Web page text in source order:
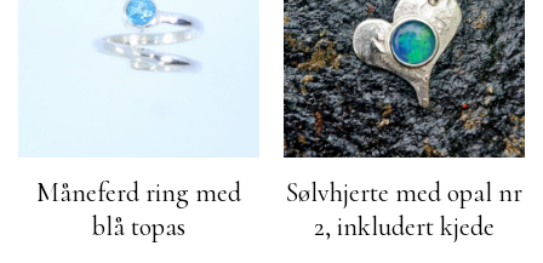
Måneferd ring med
blå topas
Sølvhjerte med opal nr
2, inkludert kjede